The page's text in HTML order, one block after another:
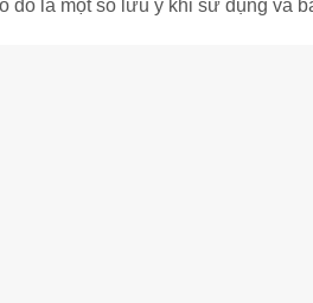
đó là một số lưu ý khi sử dụng và